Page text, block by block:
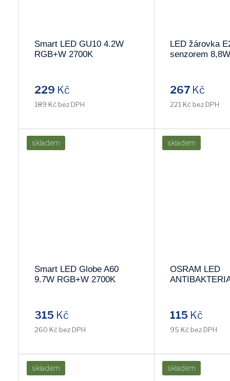
Smart LED GU10 4.2W
RGB+W 2700K
229 Kč
189 Kč bez DPH
LED žárovka
senzorem
267 Kč
221 Kč bez DPH
skladem
Smart LED Globe A60
9.7W RGB+W 2700K
315 Kč
260 Kč bez DPH
skladem
OSRAM LED
115 Kč
95 Kč bez DPH
skladem skladem